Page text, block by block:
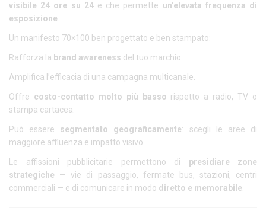
visibile 24 ore su 24e che permette un’elevata frequenza di
esposizione
Un manifesto 70×100 ben progettato e ben stampato:
Rafforza la brand awareness del tuo marchio.
Amplifica l’efficacia di una campagna multicanale.
Offre costo-contatto molto più basso rispetto a radio, TV o
stampa cartacea.
Può essere segmentato geograficamente: scegli le aree di
maggiore affluenza e impatto visivo.
Le affissioni pubblicitarie permettono di presidiare zone
strategiche — vie di passaggio, fermate bus, stazioni, centri
commerciali — e di comunicare in modo diretto e memorabile